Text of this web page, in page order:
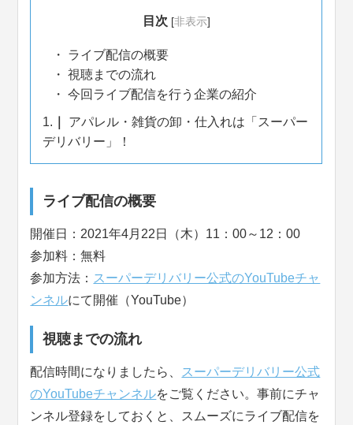
目次 [非表示]
ライブ配信の概要
視聴までの流れ
今回ライブ配信を行う企業の紹介
1.
アパレル・雑貨の卸・仕入れは「スーパー
デリバリー」！
ライブ配信の概要
開催日：2021年4月22日（木）11：00～12：00
参加料：無料
参加方法： スーパーデリバリー公式のYouTubeチャ
ンネルにて開催（YouTube）
視聴までの流れ
配信時間になりましたら、 スーパーデリバリー公式
のYouTubeチャンネルをご覧ください。事前にチャ
ンネル登録をしておくと、スムーズにライブ配信を